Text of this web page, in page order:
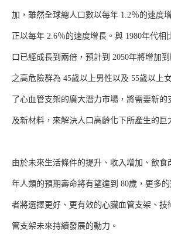
加，雖然全球總人口數以每年 1.2％的速度
正以每年 2.6％的速度增長。與 1980年代相
口已經成長到兩倍，預計到 2050年將增加
之高危險群為 45歲以上男性以及 55歲以上
了心血管支架的廣大潛力市場，將需要新
及新材料，來解決人口高齡化下所產生的巨
由於未來生活條件的提升、收入增加、飲食
年人類的預期壽命將有望達到 80歲，更多
者將選擇更好、更有效的心臟血管支架、技
管支架未來持續發展的動力。